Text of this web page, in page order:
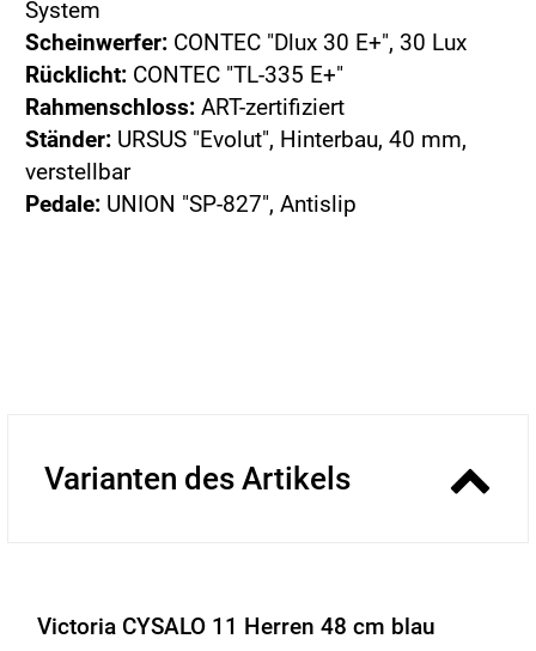
System
Scheinwerfer: CONTEC "Dlux 30 E+", 30 Lux
Rücklicht: CONTEC "TL-335 E+"
Rahmenschloss: ART-zertifiziert
Ständer: URSUS "Evolut", Hinterbau, 40 mm,
verstellbar
Pedale: UNION "SP-827", Antislip
Varianten des Artikels
Victoria CYSALO 11 Herren 48 cm blau